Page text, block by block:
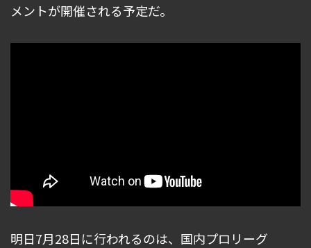
メントが開催される予定だ。
明日7月28日に行われるのは、国内プロリーグ